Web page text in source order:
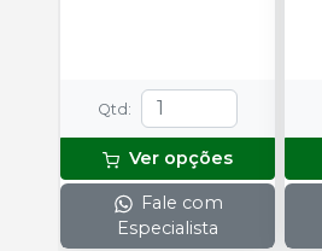
Qtd :
Ver opções
Fale com
Especialista